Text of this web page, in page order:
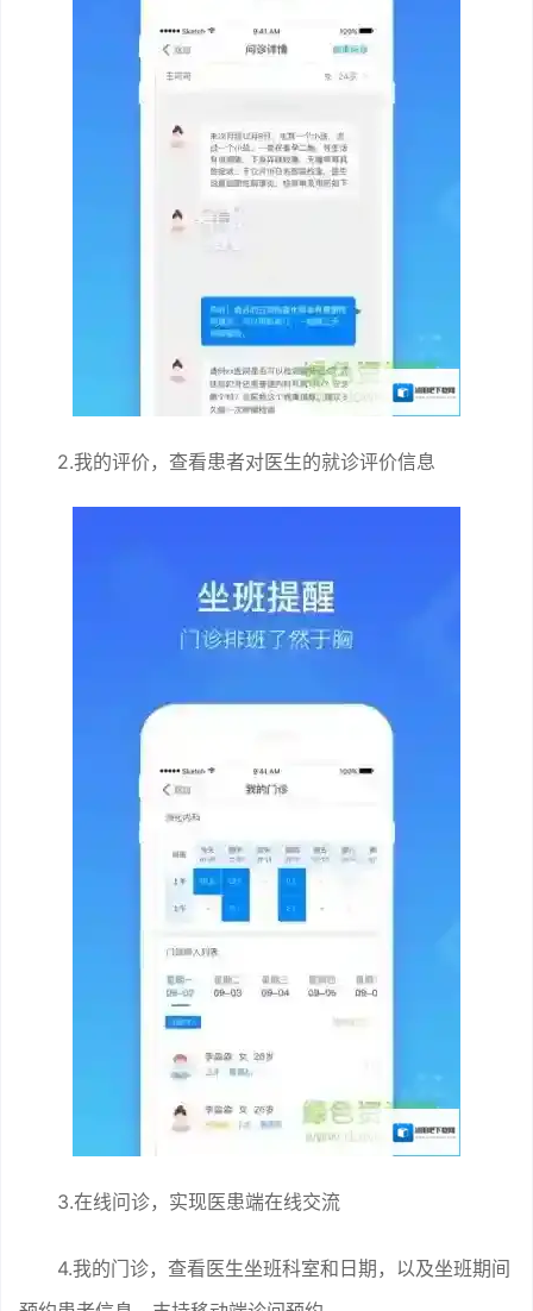
2.我的评价，查看患者对医生的就诊评价信息
3.在线问诊，实现医患端在线交流
4.我的门诊，查看医生坐班科室和日期，以及坐班期间